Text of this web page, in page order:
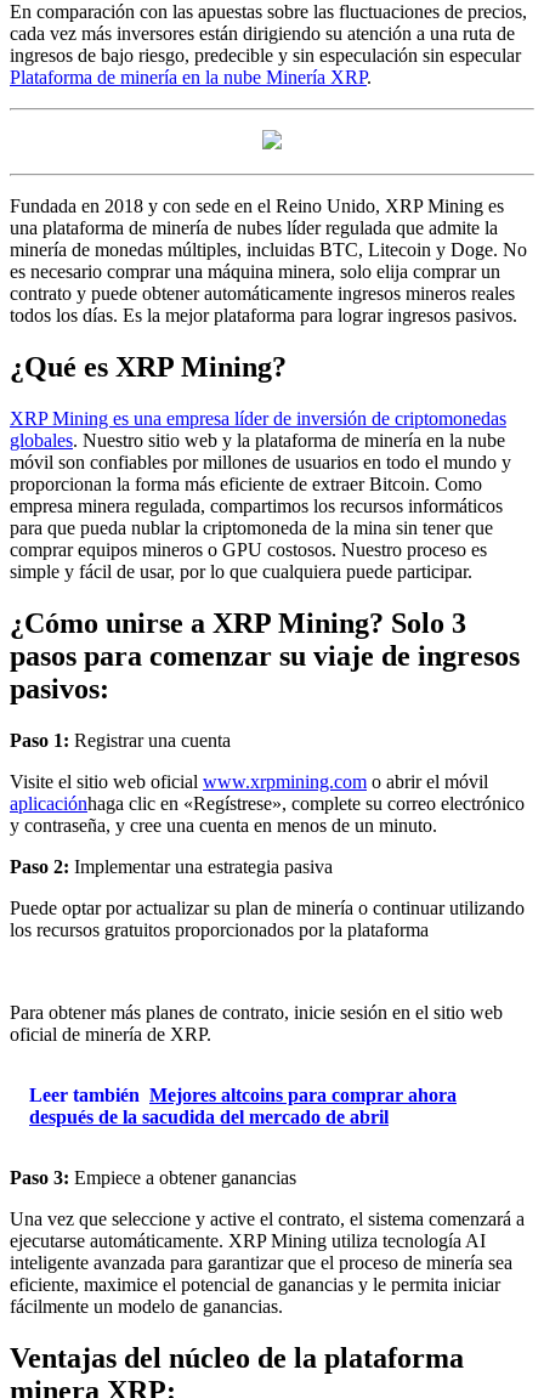
En comparación con las apuestas sobre las fluctuaciones de precios,
cada vez más inversores están dirigiendo su atención a una ruta de
ingresos de bajo riesgo, predecible y sin especulación sin especular
Plataforma de minería en la nube Minería XRP.
Fundada en 2018 y con sede en el Reino Unido, XRP Mining es
una plataforma de minería de nubes líder regulada que admite la
minería de monedas múltiples, incluidas BTC, Litecoin y Doge. No
es necesario comprar una máquina minera, solo elija comprar un
contrato y puede obtener automáticamente ingresos mineros reales
todos los días. Es la mejor plataforma para lograr ingresos pasivos.
¿Qué es XRP Mining?
XRP Mining es una empresa líder de inversión de criptomonedas
globales. Nuestro sitio web y la plataforma de minería en la nube
móvil son confiables por millones de usuarios en todo el mundo y
proporcionan la forma más eficiente de extraer Bitcoin. Como
empresa minera regulada, compartimos los recursos informáticos
para que pueda nublar la criptomoneda de la mina sin tener que
comprar equipos mineros o GPU costosos. Nuestro proceso es
simple y fácil de usar, por lo que cualquiera puede participar.
¿Cómo unirse a XRP Mining? Solo 3
pasos para comenzar su viaje de ingresos
pasivos:
Paso 1: Registrar una cuenta
Visite el sitio web oficial www.xrpmining.com o abrir el móvil
aplicaciónhaga clic en «Regístrese», complete su correo electrónico
y contraseña, y cree una cuenta en menos de un minuto.
Paso 2: Implementar una estrategia pasiva
Puede optar por actualizar su plan de minería o continuar utilizando
los recursos gratuitos proporcionados por la plataforma
Para obtener más planes de contrato, inicie sesión en el sitio web
oficial de minería de XRP.
Leer también Mejores altcoins para comprar ahora
después de la sacudida del mercado de abril
Paso 3: Empiece a obtener ganancias
Una vez que seleccione y active el contrato, el sistema comenzará a
ejecutarse automáticamente. XRP Mining utiliza tecnología AI
inteligente avanzada para garantizar que el proceso de minería sea
eficiente, maximice el potencial de ganancias y le permita iniciar
fácilmente un modelo de ganancias.
Ventajas del núcleo de la plataforma
minera XRP: